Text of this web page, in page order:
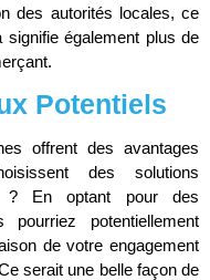
des autorités locales, ce
également plus de
Potentiels
offrent des avantages
des solutions
? En optant pour des
pourriez potentiellement
de votre engagement
serait une belle façon de